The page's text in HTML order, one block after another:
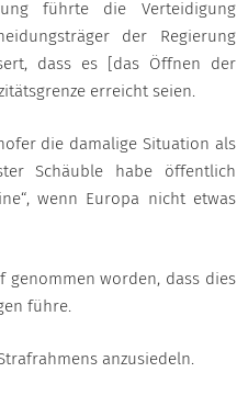
führte die Verteidigung
der Regierung
dass es [das Öffnen der
erreicht seien.
die damalige Situation als
Schäuble habe öffentlich
wenn Europa nicht etwas
genommen worden, dass dies
führe.
anzusiedeln.